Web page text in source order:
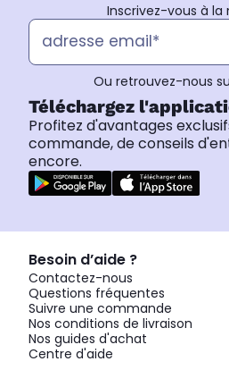
Inscrivez-vous à la
Ou retrouvez-nous
Téléchargez
Profitez d'avantages
commande, de conseils
encore.
Besoin d’aide ?
Contactez-nous
Questions fréquentes
Suivre une commande
Nos conditions de livraison
Nos guides d'achat
Centre d'aide